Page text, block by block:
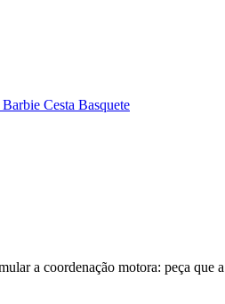
Cesta Basquete
a coordenação motora: peça